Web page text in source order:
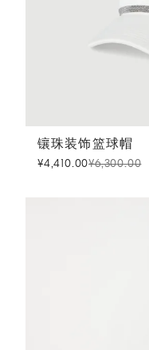
镶珠装饰篮球帽 白色
镶珠装饰篮球帽
¥4,410.00¥6,300.00